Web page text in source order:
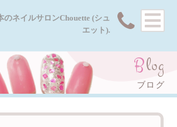
のネイルサロンChouette (シュ
エット).
Blog
ブログ